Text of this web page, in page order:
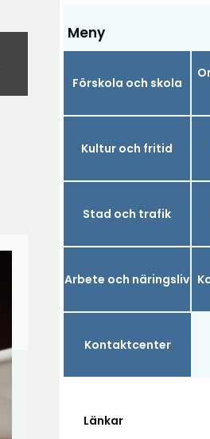
Meny
Förskola och skola
Kultur och fritid
Stad och trafik
Arbete och näringsliv
Kontaktcenter
Länkar